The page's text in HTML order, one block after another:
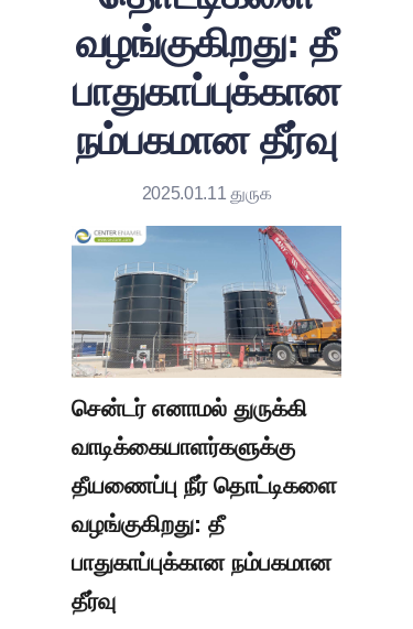
வழங்குகிறது: தீ
பாதுகாப்புக்கான
நம்பகமான தீர்வு
2025.01.11 துருக
சென்டர் எனாமல் துருக்கி
வாடிக்கையாளர்களுக்கு
தீயணைப்பு நீர் தொட்டிகளை
வழங்குகிறது: தீ
பாதுகாப்புக்கான நம்பகமான
தீர்வு